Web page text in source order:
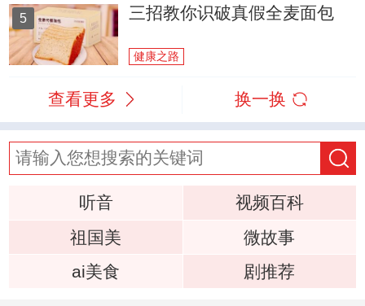
5 三招教你识破真假全麦面包
健康之路
查看更多 换一换
听音
视频百科
祖国美
微故事
ai美食
剧推荐